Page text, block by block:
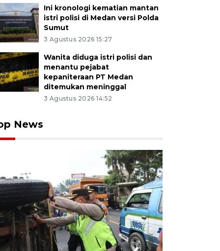
Ini kronologi kematian mantan
istri polisi di Medan versi Polda
Sumut
3 Agustus 2026 15:27
Wanita diduga istri polisi dan
menantu pejabat
kepaniteraan PT Medan
ditemukan meninggal
3 Agustus 2026 14:52
News